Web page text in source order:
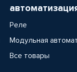
Реле
Модульная
Все товары